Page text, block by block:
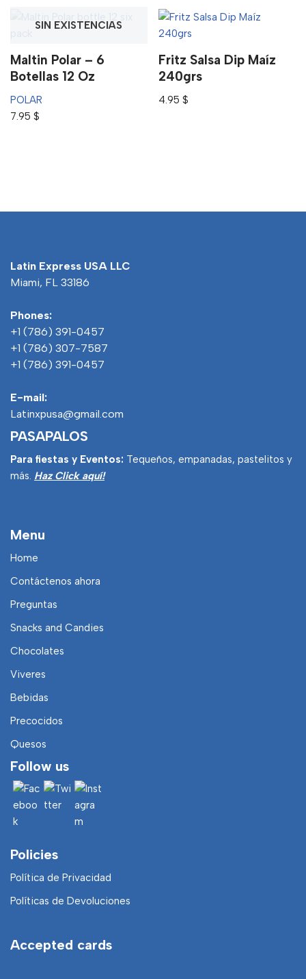
SIN EXISTENCIAS
Maltin Polar – 6
Botellas 12 Oz
POLAR
7.95 $
Fritz Salsa Dip Maíz
240grs
4.95$
Latin Express USA LLC
Miami, FL 33186
Phones:
+1 (786) 391-0457
+1 (786) 307-7587
+1 (786) 391-0457
E-mail:
Latinxpusa@gmail.com
PASAPALOS
Para fiestas y Eventos: Tequeños, empanadas, pastelitos y
más. Haz Click aquí!
Menu
Home
Contáctenos ahora
Preguntas
Snacks and Candies
Chocolates
Viveres
Bebidas
Precocidos
Quesos
Follow us
Policies
Política de Privacidad
Políticas de Devoluciones
Accepted cards